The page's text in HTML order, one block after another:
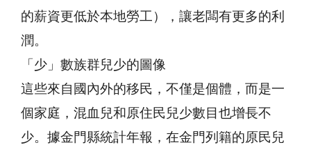
的薪資更低於本地勞工），讓老闆有更多的利
潤。
「少」數族群兒少的圖像
這些來自國內外的移民，不僅是個體，而是一
個家庭，混血兒和原住民兒少數目也增長不
少。據金門縣統計年報，在金門列籍的原民兒